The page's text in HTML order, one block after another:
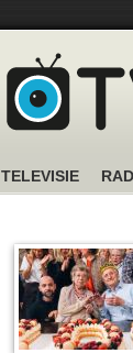
TELEVISIE